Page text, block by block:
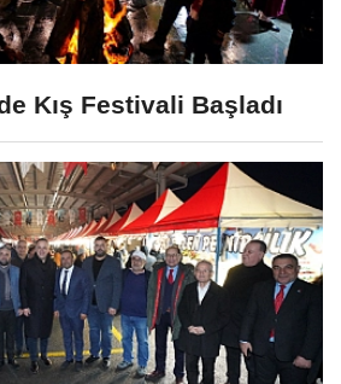
Kış Festivali Başladı